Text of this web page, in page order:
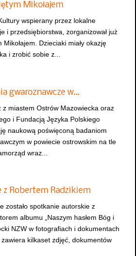
Mikołajem
wspierany przez lokalne
i przedsiębiorstwa, zorganizował już
Dzieciaki miały okazję
i zrobić sobie z...
gwaroznawcze w…
z miastem Ostrów Mazowiecka oraz
i Fundacją Języka Polskiego
naukową poświęconą badaniom
w powiecie ostrowskim na tle
wraz...
Robertem Radzikiem
zostało spotkanie autorskie z
albumu „Naszym hasłem Bóg i
NZW w fotografiach i dokumentach
kilkaset zdjęć, dokumentów